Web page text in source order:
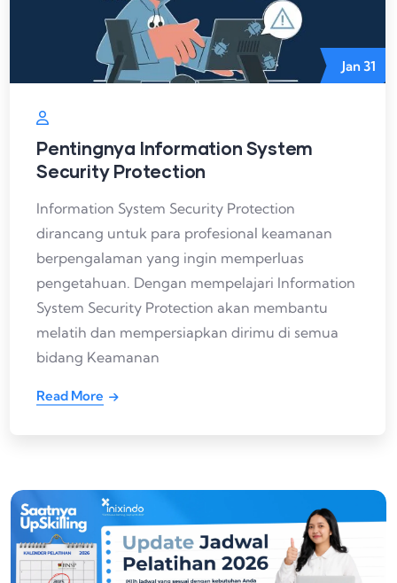
Jan31
Pentingnya Information System
Security Protection
Information System Security Protection
dirancang untuk para profesional keamanan
berpengalaman yang ingin memperluas
pengetahuan. Dengan mempelajari Information
System Security Protection akan membantu
melatih dan mempersiapkan dirimu di semua
bidang Keamanan
Read More